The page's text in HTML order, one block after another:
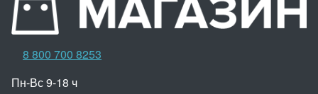
8 800 700 8253
Пн-Вс 9-18 ч